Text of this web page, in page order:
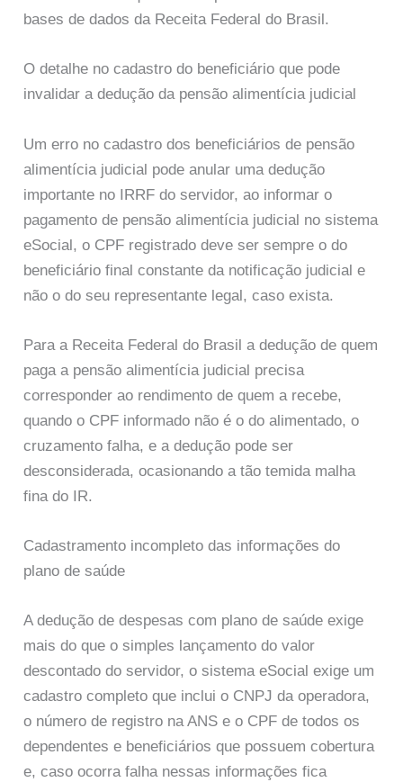
bases de dados da Receita Federal do Brasil.
O detalhe no cadastro do beneficiário que pode
invalidar a dedução da pensão alimentícia judicial
Um erro no cadastro dos beneficiários de pensão
alimentícia judicial pode anular uma dedução
importante no IRRF do servidor, ao informar o
pagamento de pensão alimentícia judicial no sistema
eSocial, o CPF registrado deve ser sempre o do
beneficiário final constante da notificação judicial e
não o do seu representante legal, caso exista.
Para a Receita Federal do Brasil a dedução de quem
paga a pensão alimentícia judicial precisa
corresponder ao rendimento de quem a recebe,
quando o CPF informado não é o do alimentado, o
cruzamento falha, e a dedução pode ser
desconsiderada, ocasionando a tão temida malha
fina do IR.
Cadastramento incompleto das informações do
plano de saúde
A dedução de despesas com plano de saúde exige
mais do que o simples lançamento do valor
descontado do servidor, o sistema eSocial exige um
cadastro completo que inclui o CNPJ da operadora,
o número de registro na ANS e o CPF de todos os
dependentes e beneficiários que possuem cobertura
e, caso ocorra falha nessas informações fica